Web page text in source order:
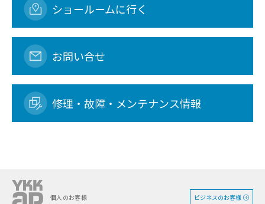
ショールームに行く
お問い合せ
修理・故障・メンテナンス情報
個人のお客様 ビジネスのお客様